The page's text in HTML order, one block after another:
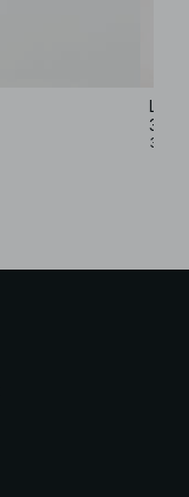
399
3